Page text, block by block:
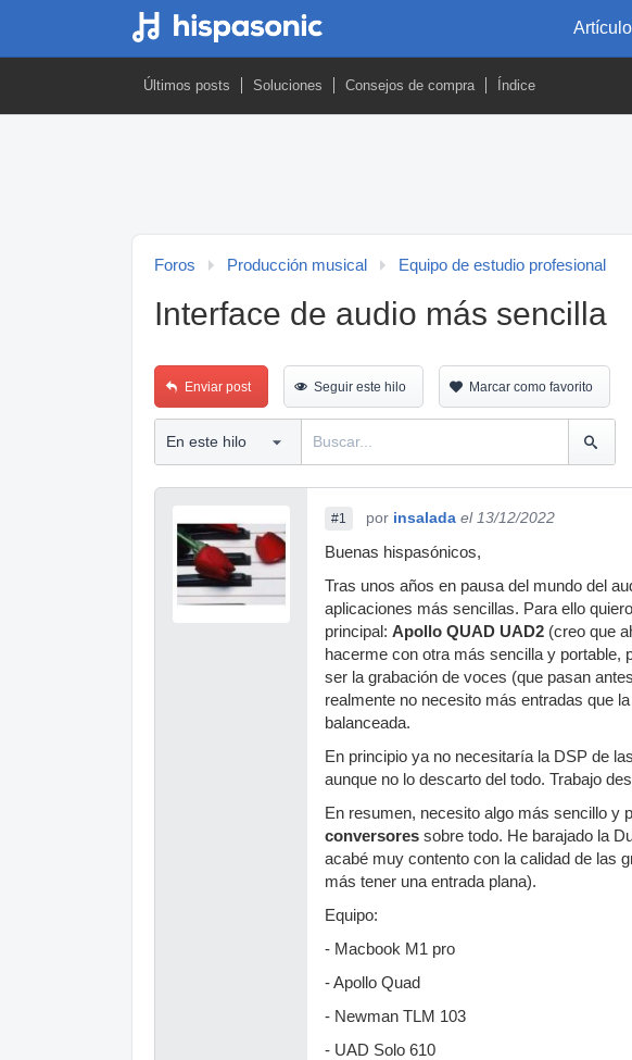
Últimos posts Soluciones Consejos de compra Índice
Foros Producción musical Equipo de estudio profesional
Interface de audio más sencilla
Enviar post Seguir este hilo Marcar como favorito
#1 por insalada el 13/12/2022
Buenas hispasónicos,
Tras unos años en pausa del mundo del
aplicaciones más sencillas. Para ello
principal: Apollo QUAD UAD2 (creo que
hacerme con otra más sencilla y portable,
ser la grabación de voces (que pasan
realmente no necesito más entradas que
balanceada.
En principio ya no necesitaría la DSP de
aunque no lo descarto del todo. Trabajo
En resumen, necesito algo más sencillo y
conversores sobre todo. He barajado la
acabé muy contento con la calidad de las
más tener una entrada plana).
Equipo:
- Macbook M1 pro
- Apollo Quad
- Newman TLM 103
- UAD Solo 610